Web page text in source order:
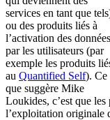
services en tant que
ou des produits liés à
l’activation des données
par les utilisateurs (par
exemple les produits
au Quantified Self). Ce
que suggère Mike
Loukides, c’est que
l’exploitation originale